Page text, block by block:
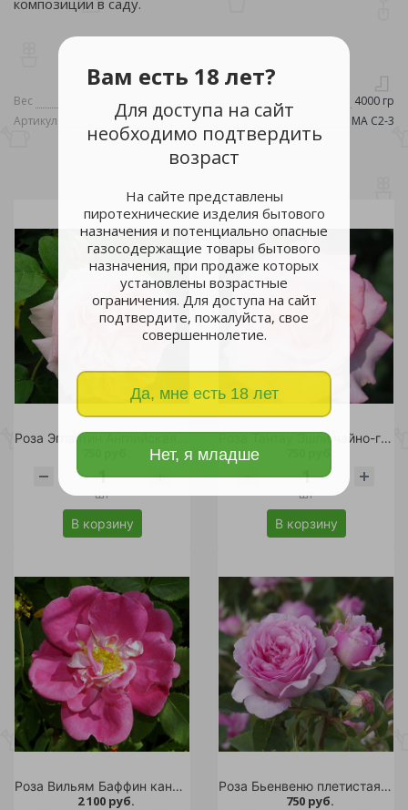
Вам есть 18 лет?
Для доступа на сайт
необходимо подтвердить
возраст
На сайте представлены
пиротехнические изделия бытового
назначения и потенциально опасные
газосодержащие товары бытового
назначения, при продаже которых
установлены возрастные
ограничения. Для доступа на сайт
подтвердите, пожалуйста, свое
совершеннолетие.
Да, мне есть 18 лет
Нет, я младше
композиции в саду.
Вес
4000 гр
Артикул
MA С2-3
шт
В корзину
Роза Тантау Эшли чайно-гибридная 1шт
шт
В корзину
Роза Вильям Баффин канадская 1шт С7,5/William Baffin
2 100 руб.
Роза Бьенвеню плетистая С2-3 1 шт /12
750 руб.